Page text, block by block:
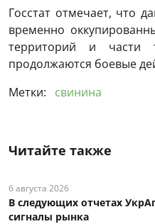
Госстат отмечает, что
временно
территорий и части
продолжаются боевые
Метки:
свинина
Читайте также
6 августа 2026
В следующих отчетах
сигналы рынка